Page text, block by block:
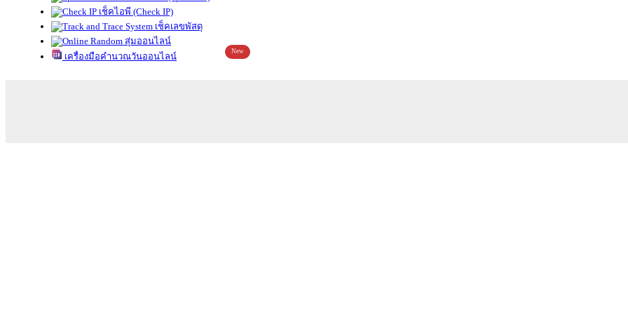
เช็คไอพี (Check IP)
เช็คเลขพัสดุ
สุ่มออนไลน์
เครื่องมือคำนวณวันออนไลน์
New